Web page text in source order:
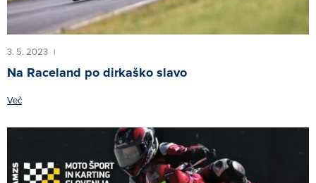
3. 5. 2023 |
Na Raceland po dirkaško slavo
Več